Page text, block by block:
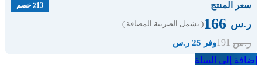
سعر المنتج ٪13 خصم
ر.س ( يشمل الضريبة المضافة )
ر.س191 وفر 25 ر.س
إضافة إلى السلة